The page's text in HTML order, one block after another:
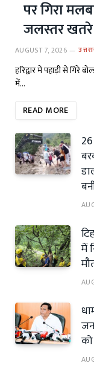
पर गिरा
जलस्तर खतरे
AUGUST 7, 2026
हरिद्वार में पहाड़ी से गिरे
में…
READ MORE
में